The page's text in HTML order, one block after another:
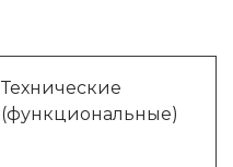
Технические
(функциональные)